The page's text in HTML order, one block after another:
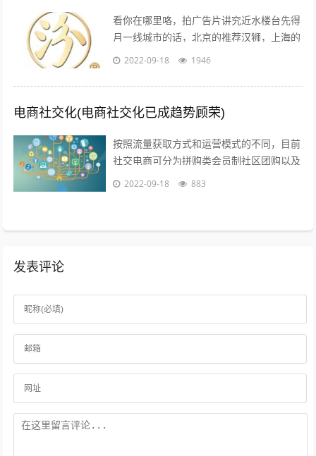
看你在哪里咯，拍广告片讲究近水楼台先得
月一线城市的话，北京的推荐汉狮，上海的
赤马，广州的平方影视，深圳的就宝视达了
2022-09-18 1946
电商社交化(电商社交化已成趋势顾荣)
按照流量获取方式和运营模式的不同，目前
社交电商可分为拼购类会员制社区团购以及
内容类四种典型的商业模式拼购类以拼多多
2022-09-18 883
发表评论